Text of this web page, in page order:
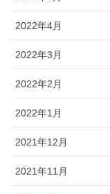
2022年4月
2022年3月
2022年2月
2022年1月
2021年12月
2021年11月